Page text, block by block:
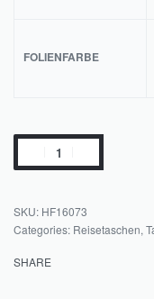
FOLIENFARBE
HF16073
Categories: Reisetaschen,
SHARE